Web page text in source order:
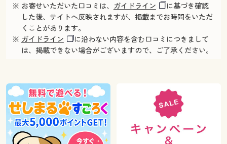
※ お寄せいただいた口コミは、 ガイドライン
に基づき確認
した後、サイトへ反映されますが、掲載までお時間をいただ
くことがあります。
※ ガイドライン
に沿わない内容を含む口コミにつきまして
は、掲載できない場合がございますので、ご了承ください。